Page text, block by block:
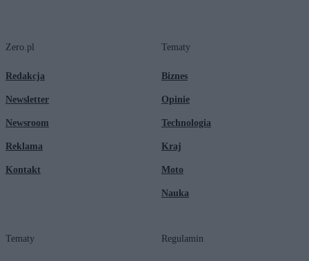
Zero.pl
Redakcja
Newsletter
Newsroom
Reklama
Kontakt
Tematy
Biznes
Opinie
Technologia
Kraj
Moto
Nauka
Tematy Regulamin